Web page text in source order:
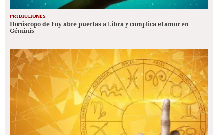
PREDICCIONES
Horóscopo de hoy abre puertas a Libra y complica el amor en
Géminis